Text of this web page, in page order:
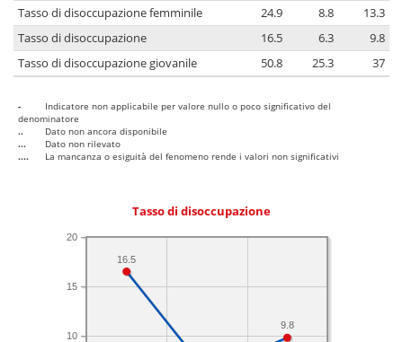
Tasso di disoccupazione femminile
24.9 8.8
13.3
Tasso di disoccupazione
16.5 6.3
9.8
Tasso di disoccupazione giovanile
50.8 25.3 37
-
Indicatore non applicabile per valore nullo o poco significativo del
denominatore
..
Dato non ancora disponibile
...
Dato non rilevato
....
La mancanza o esiguità del fenomeno rende i valori non significativi
Tasso di disoccupazione
10
15
20
9.8
16.5